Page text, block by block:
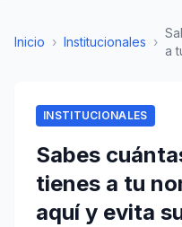
Inicio › Institucionales ›
a
INSTITUCIONALES
Sabes
tienes a tu
aquí y evita